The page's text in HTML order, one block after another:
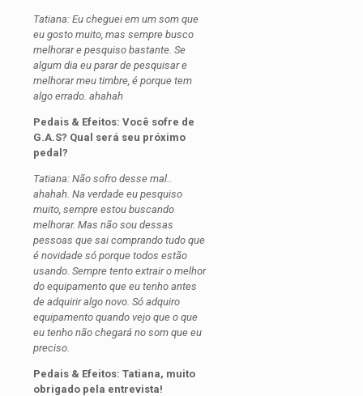
Tatiana: Eu cheguei em um som que
eu gosto muito, mas sempre busco
melhorar e pesquiso bastante. Se
algum dia eu parar de pesquisar e
melhorar meu timbre, é porque tem
algo errado. ahahah
Pedais & Efeitos: Você sofre de
G.A.S? Qual será seu próximo
pedal?
Tatiana: Não sofro desse mal..
ahahah. Na verdade eu pesquiso
muito, sempre estou buscando
melhorar. Mas não sou dessas
pessoas que sai comprando tudo que
é novidade só porque todos estão
usando. Sempre tento extrair o melhor
do equipamento que eu tenho antes
de adquirir algo novo. Só adquiro
equipamento quando vejo que o que
eu tenho não chegará no som que eu
preciso.
Pedais & Efeitos: Tatiana, muito
obrigado pela entrevista!